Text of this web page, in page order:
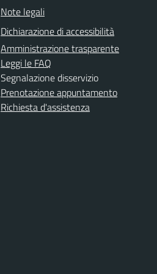
Note legali
Dichiarazione di accessibilità
Amministrazione trasparente
Leggi le FAQ
Segnalazione disservizio
Prenotazione appuntamento
Richiesta d'assistenza